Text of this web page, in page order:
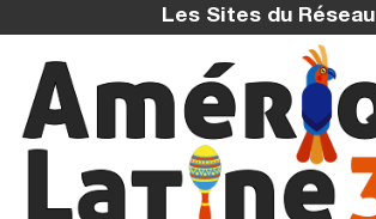
Les Sites du Réseau